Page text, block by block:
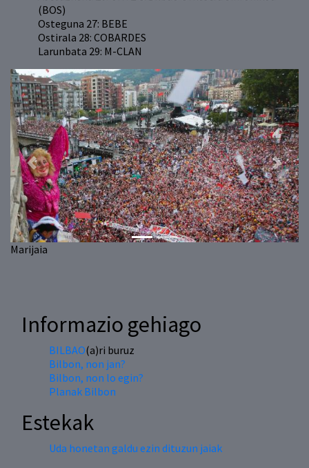
(BOS)
Osteguna 27: BEBE
Ostirala 28: COBARDES
Larunbata 29: M-CLAN
Marijaia
Previous Next
Informazio gehiago
BILBAO(a)ri buruz
Bilbon, non jan?
Bilbon, non lo egin?
Planak Bilbon
Estekak
Uda honetan galdu ezin dituzun jaiak